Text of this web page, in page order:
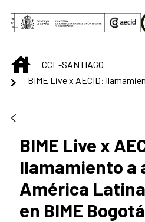
Saut au contenu principal
INICIOCCE-SANTIAGO
BIME Live x
llamamiento a
América
en BIME Bogotá